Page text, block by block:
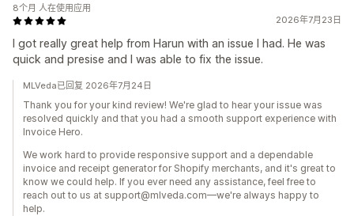
2026年7月23日
I got really great help from Harun with an issue I had. He was
quick and presise and I was able to fix the issue.
8个月 人在使用应用
MLVeda已回复 2026年7月24日
Thank you for your kind review! We're glad to hear your issue was
resolved quickly and that you had a smooth support experience with
Invoice Hero.
We work hard to provide responsive support and a dependable
invoice and receipt generator for Shopify merchants, and it's great to
know we could help. If you ever need any assistance, feel free to
reach out to us at support@mlveda.com—we're always happy to
help.